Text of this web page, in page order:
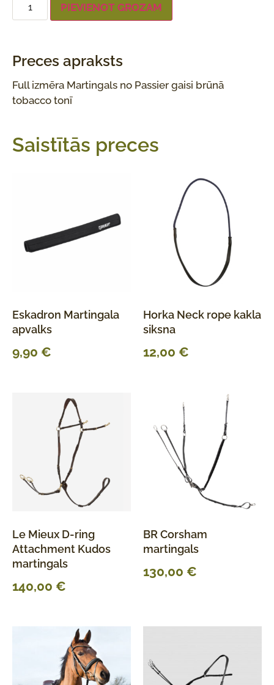
PIEVIENOT GROZAM
Preces apraksts
Full izmēra Martingals no Passier gaisi brūnā
tobacco tonī
Saistītās preces
Eskadron Martingala
apvalks
9,90 €
Horka Neck rope kakla
siksna
12,00 €
Le Mieux D-ring
Attachment Kudos
martingals
140,00 €
BR Corsham
martingals
130,00 €